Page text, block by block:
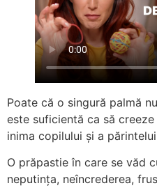
Poate că o singură palmă
este suficientă ca să
inima copilului și a
O prăpastie în care se văd
neputința, neîncrederea,